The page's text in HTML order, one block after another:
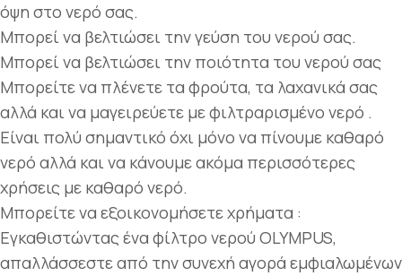
όψη στο νερό σας.
Μπορεί να βελτιώσει την γεύση του νερού σας.
Μπορεί να βελτιώσει την ποιότητα του νερού σας
Μπορείτε να πλένετε τα φρούτα, τα λαχανικά σας
αλλά και να μαγειρεύετε με φιλτραρισμένο νερό .
Είναι πολύ σημαντικό όχι μόνο να πίνουμε καθαρό
νερό αλλά και να κάνουμε ακόμα περισσότερες
χρήσεις με καθαρό νερό.
Μπορείτε να εξοικονομήσετε χρήματα :
Εγκαθιστώντας ένα φίλτρο νερού OLYMPUS,
απαλλάσσεστε από την συνεχή αγορά εμφιαλωμένων